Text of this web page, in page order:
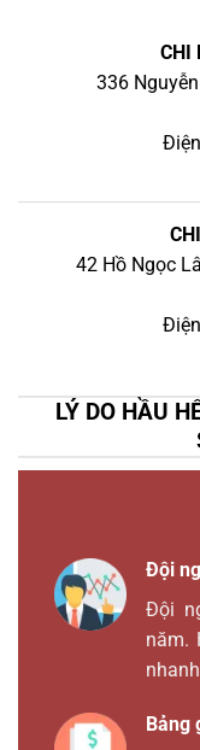
CHI
336
42 Hồ Ngọc
LÝ DO HẦU
Đội
Đội
năm.
Bảng